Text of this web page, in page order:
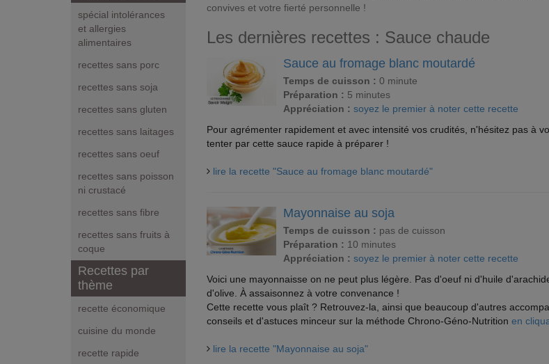
spécial intolérances
et allergies
alimentaires
recettes sans porc
recettes sans soja
recettes sans gluten
recettes sans laitages
recettes sans oeuf
recettes sans poisson
ni crustacé
recettes sans fibre
recettes sans fruits à
coque
Recettes par
thème
recette économique
cuisine du monde
recette rapide
convives et votre fierté personnelle !
Les dernières recettes : Sauce chaude
Sauce au fromage blanc moutardé
Temps de cuisson : 0 minute
Préparation : 5 minutes
Appréciation : soyez le premier à noter cette recette
Pour agrémenter rapidement et avec intensité vos crudités, n'hésitez pas à
tenter par cette sauce rapide à préparer !
lire la recette "Sauce au fromage blanc moutardé"
Mayonnaise au soja
Temps de cuisson : pas de cuisson
Préparation : 10 minutes
Appréciation : soyez le premier à noter cette recette
Voici une mayonnaisse on ne peut plus légère. Pas d'oeuf ni d'huile
d'olive. À assaisonnez à votre convenance !
Cette recette vous plaît ? Retrouvez-la, ainsi que beaucoup d'autres
conseils et d'astuces minceur sur la méthode Chrono-Géno-Nutrition en
lire la recette "Mayonnaise au soja"